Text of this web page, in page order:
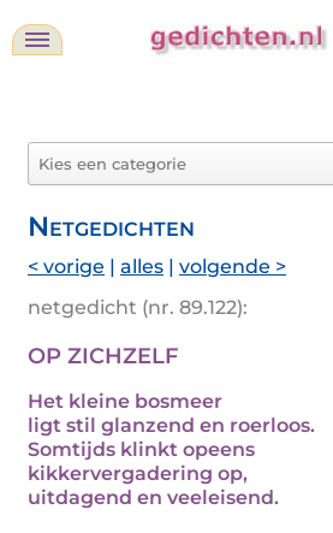
Netgedichten
< vorige | alles | volgende >
netgedicht (nr. 89.122):
OP ZICHZELF
Het kleine bosmeer
ligt stil glanzend en roerloos.
Somtijds klinkt opeens
kikkervergadering op,
uitdagend en veeleisend.